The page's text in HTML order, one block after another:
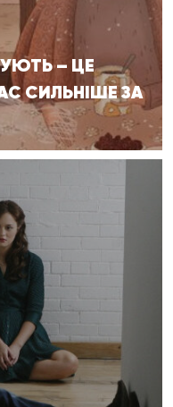
– ЦЕ
СИЛЬНІШЕ ЗА